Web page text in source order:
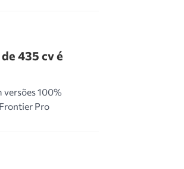
435 cv é
versões 100%
Pro